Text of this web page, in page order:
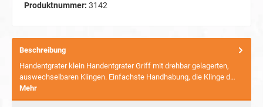
Produktnummer: 3142
Beschreibung
Handentgrater klein Handentgrater Griff mit drehbar gelagerten,
auswechselbaren Klingen. Einfachste Handhabung, die Klinge d…
Mehr